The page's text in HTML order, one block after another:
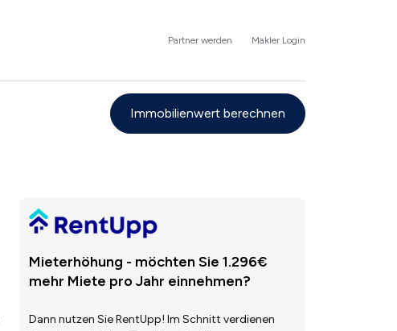
Partner werden Makler Login
Immobilienwert berechnen
Mieterhöhung - möchten Sie 1.296€
mehr Miete pro Jahr einnehmen?
Dann nutzen Sie RentUpp! Im Schnitt verdienen